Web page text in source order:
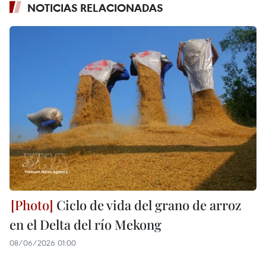
NOTICIAS RELACIONADAS
Ciclo de vida del grano de arroz
en el Delta del río Mekong
08/06/2026 01:00